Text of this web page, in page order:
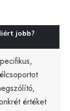
jobb?
értéket